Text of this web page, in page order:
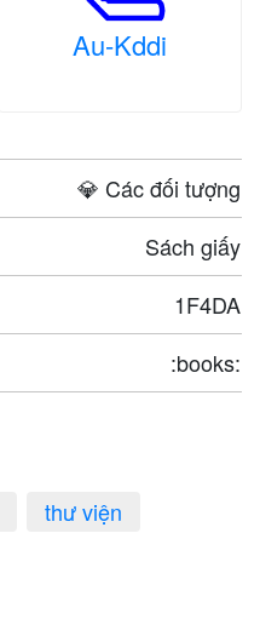
Au-Kddi
💎 Các đối tượng
Sách giấy
1F4DA
:books:
thư viện